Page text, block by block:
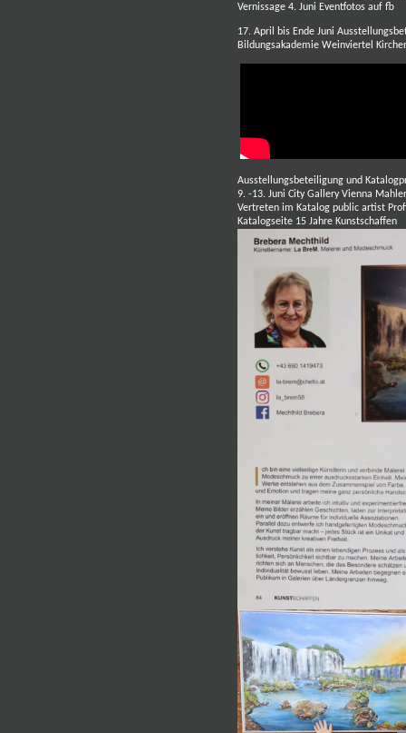
Vernissage 4. Juni Eventfotos auf fb
17. April bis Ende Juni
Bildungsakademie Weinviertel
Ausstellungsbeteiligung und
9. -13. Juni City Gallery Vienna
Vertreten im Katalog public artist
Katalogseite 15 Jahre Kunstschaffen